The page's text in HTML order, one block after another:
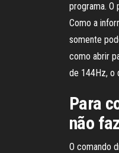
programa. O
Como a
somente
como abrir
de 144Hz, o
Para
não
O comando